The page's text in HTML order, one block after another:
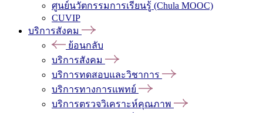
ศูนย์นวัตกรรมการเรียนรู้ (Chula MOOC)
CUVIP
บริการสังคม
ย้อนกลับ
บริการสังคม
บริการทดสอบและวิชาการ
บริการทางการแพทย์
บริการตรวจวิเคราะห์คุณภาพ